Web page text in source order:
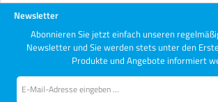
Newsletter
Abonnieren Sie jetzt einfach unseren
Newsletter und Sie werden stets unter den
Produkte und Angebote informiert